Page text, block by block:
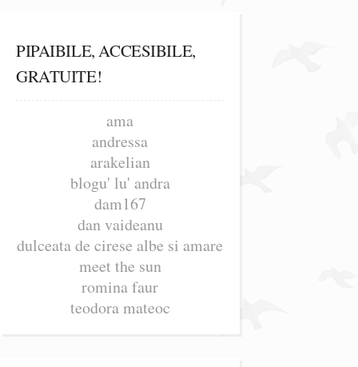
PIPAIBILE, ACCESIBILE,
GRATUITE!
ama
andressa
arakelian
blogu' lu' andra
dam167
dan vaideanu
dulceata de cirese albe si amare
meet the sun
romina faur
teodora mateoc